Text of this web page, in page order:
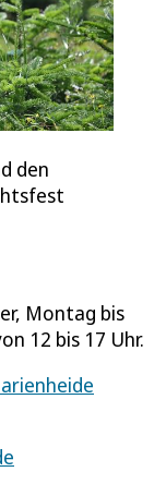
den
Montag bis
12 bis 17 Uhr.